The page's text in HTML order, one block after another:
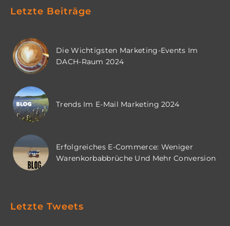
Letzte Beiträge
Die Wichtigsten Marketing-Events Im
DACH-Raum 2024
Trends Im E-Mail Marketing 2024
Erfolgreiches E-Commerce: Weniger
Warenkorbabbrüche Und Mehr Conversion
Letzte Tweets